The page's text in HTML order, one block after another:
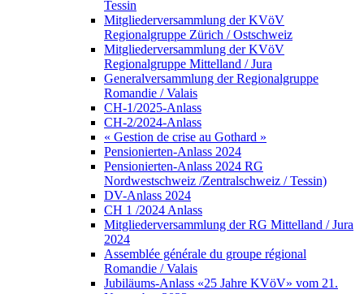
Tessin
Mitgliederversammlung der KVöV
Regionalgruppe Zürich / Ostschweiz
Mitgliederversammlung der KVöV
Regionalgruppe Mittelland / Jura
Generalversammlung der Regionalgruppe
Romandie / Valais
CH-1/2025-Anlass
CH-2/2024-Anlass
« Gestion de crise au Gothard »
Pensionierten-Anlass 2024
Pensionierten-Anlass 2024 RG
Nordwestschweiz /Zentralschweiz / Tessin)
DV-Anlass 2024
CH 1 /2024 Anlass
Mitgliederversammlung der RG Mittelland / Jura
2024
Assemblée générale du groupe régional
Romandie / Valais
Jubiläums-Anlass «25 Jahre KVöV» vom 21.